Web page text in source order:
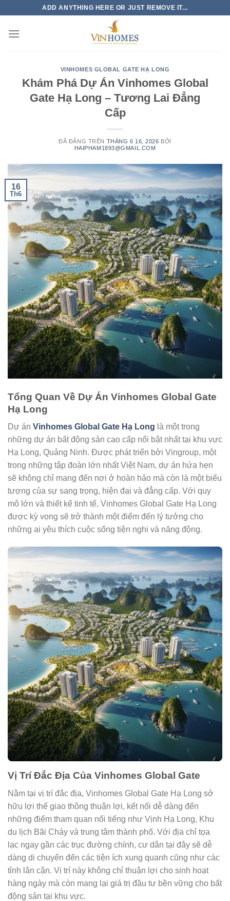
nội
ADD ANYTHING HERE OR JUST REMOVE IT...
VINHOMES GLOBAL GATE HẠ LONG
Khám Phá Dự Án Vinhomes Global
Gate Hạ Long – Tương Lai Đẳng
Cấp
ĐÃ ĐĂNG TRÊN THÁNG 6 16, 2026 BỞI
HAIPHAM1893@GMAIL.COM
16
Th6
Tổng Quan Về Dự Án Vinhomes Global Gate
Hạ Long
Dự án Vinhomes Global Gate Hạ Long là một trong
những dự án bất động sản cao cấp nổi bật nhất tại khu vực
Hạ Long, Quảng Ninh. Được phát triển bởi Vingroup, một
trong những tập đoàn lớn nhất Việt Nam, dự án hứa hẹn
sẽ không chỉ mang đến nơi ở hoàn hảo mà còn là một biểu
tượng của sự sang trọng, hiện đại và đẳng cấp. Với quy
mô lớn và thiết kế tinh tế, Vinhomes Global Gate Hạ Long
được kỳ vọng sẽ trở thành một điểm đến lý tưởng cho
những ai yêu thích cuộc sống tiện nghi và năng động.
Vị Trí Đắc Địa Của Vinhomes Global Gate
Nằm tại vị trí đắc địa, Vinhomes Global Gate Hạ Long sở
hữu lợi thế giao thông thuận lợi, kết nối dễ dàng đến
những điểm tham quan nổi tiếng như Vịnh Hạ Long, Khu
du lịch Bãi Cháy và trung tâm thành phố. Với địa chỉ tọa
lạc ngay gần các trục đường chính, cư dân tại đây sẽ dễ
dàng di chuyển đến các tiện ích xung quanh cũng như các
tỉnh lân cận. Vị trí này không chỉ thuận lợi cho sinh hoạt
hàng ngày mà còn mang lại giá trị đầu tư bền vững cho bất
động sản tại khu vực.